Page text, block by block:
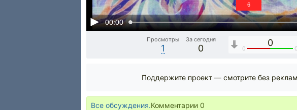
00:00
6
Просмотры
1
За сегодня
0
0
0 0
Поддержите проект — смотрите без
Все обсуждения.Комментарии 0